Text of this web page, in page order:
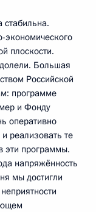
стабильна.
экономического
плоскости.
Большая
Российской
программе
и Фонду
оперативно
реализовать те
эти программы.
напряжённость
мы достигли